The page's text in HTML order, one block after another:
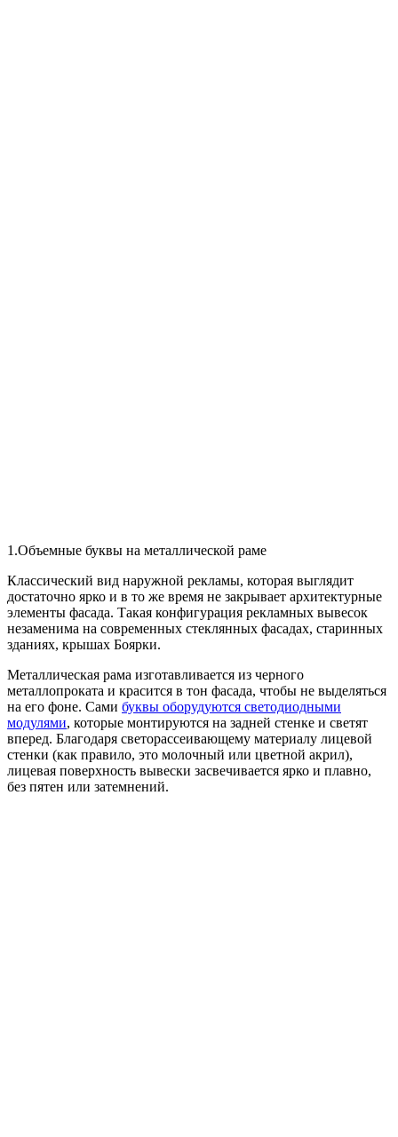
1.Объемные буквы на металлической раме
Классический вид наружной рекламы, которая выглядит
достаточно ярко и в то же время не закрывает архитектурные
элементы фасада. Такая конфигурация рекламных вывесок
незаменима на современных стеклянных фасадах, старинных
зданиях, крышах Боярки.
Металлическая рама изготавливается из черного
металлопроката и красится в тон фасада, чтобы не выделяться
на его фоне. Сами буквы оборудуются светодиодными
модулями, которые монтируются на задней стенке и светят
вперед. Благодаря светорассеивающему материалу лицевой
стенки (как правило, это молочный или цветной акрил),
лицевая поверхность вывески засвечивается ярко и плавно,
без пятен или затемнений.